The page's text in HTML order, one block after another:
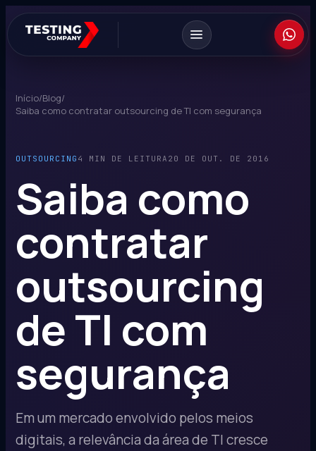
Início/Blog/
Saiba como contratar outsourcing de TI com segurança
OUTSOURCING 4 MIN DE LEITURA 20 DE OUT. DE 2016
Saiba como
contratar
outsourcing
de TI com
segurança
Em um mercado envolvido pelos meios
digitais, a relevância da área de TI cresce